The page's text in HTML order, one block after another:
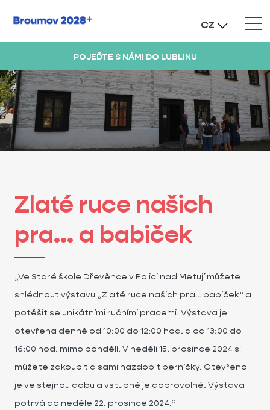
CZ
POJEĎTE S NÁMI DO LUBLINU
Zlaté ruce našich
pra... a babiček
„Ve Staré škole Dřevěnce v Polici nad Metují můžete
shlédnout výstavu „Zlaté ruce našich pra… babiček“ a
potěšit se unikátními ručními pracemi. Výstava je
otevřena denně od 10:00 do 12:00 hod. a od 13:00 do
16:00 hod. mimo pondělí. V neděli 15. prosince 2024 si
můžete zakoupit a sami nazdobit perníčky. Otevřeno
je ve stejnou dobu a vstupné je dobrovolné. Výstava
potrvá do neděle 22. prosince 2024.“